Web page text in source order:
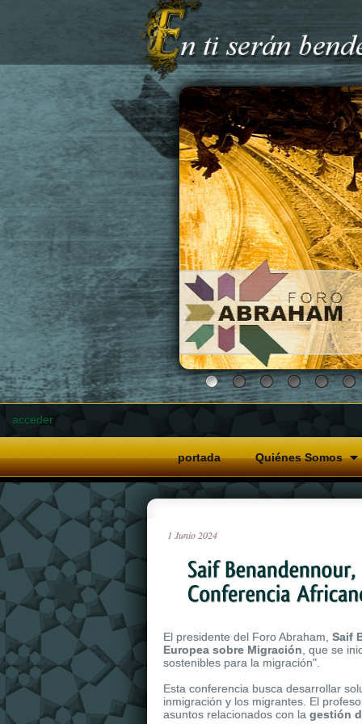
acceder
portada Quiénes Somos
1 Junio 2024
El presidente del Foro Abraham, Saif
Europea sobre Migración , que se
sostenibles para la migración".
Esta conferencia busca desarrollar
inmigración y los migrantes. El
asuntos relacionados con la gestión